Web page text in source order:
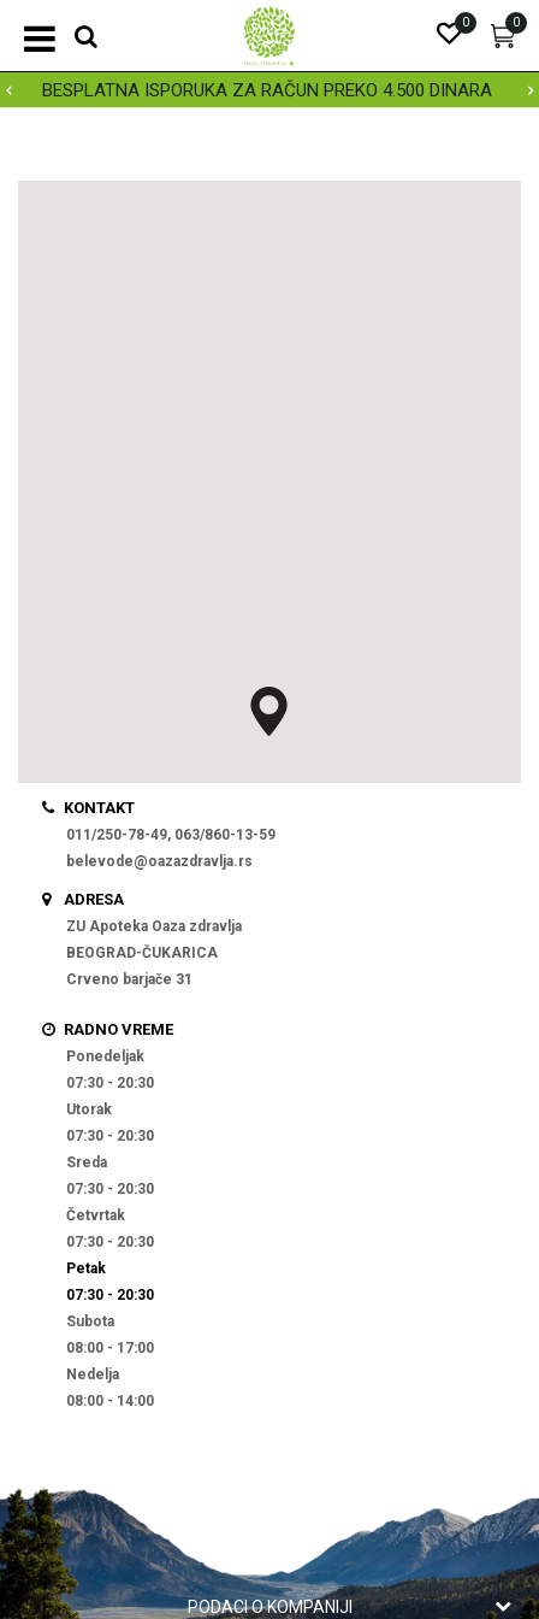
BESPLATNA ISPORUKA ZA RAČUN PREKO 4.500 DINARA
0
0
KONTAKT
011/250-78-49, 063/860-13-59
belevode@oazazdravlja.rs
ADRESA
ZU Apoteka Oaza zdravlja
BEOGRAD-ČUKARICA
Crveno barjače 31
RADNO VREME
Ponedeljak
07:30 - 20:30
Utorak
07:30 - 20:30
Sreda
07:30 - 20:30
Četvrtak
07:30 - 20:30
Petak
07:30 - 20:30
Subota
08:00 - 17:00
Nedelja
08:00 - 14:00
PODACI O KOMPANIJI